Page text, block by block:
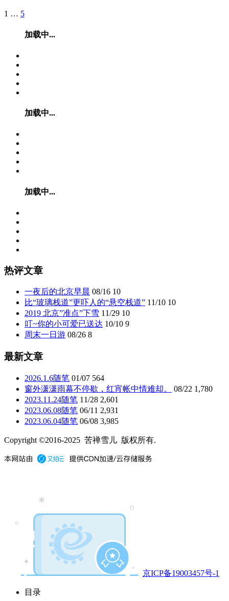
1 … 5
加载中...
加载中...
加载中...
热评文章
一夜后的北京早晨 08/16 10
比“玻璃栈道”更吓人的“悬空栈道” 11/10 10
2019 北京”准点”下雪 11/29 10
叮~你的小可爱已送达 10/10 9
周末一日游 08/26 8
最新文章
2026.1.6随笔 01/07 564
窗外潇潇雨幕不停歇，红宵帐中情难却。
08/22 1,780
2023.11.24随笔 11/28 2,601
2023.06.08随笔 06/11 2,931
2023.06.04随笔 06/08 3,985
Copyright ©2016-2025 苦禅雪儿 版权所有.
京ICP备19003457号-1
目录